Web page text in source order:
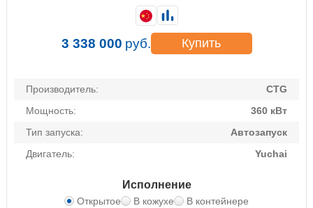
Производитель:
CTG
Мощность:
360 кВт
Тип запуска:
Автозапуск
Двигатель:
Yuchai
Исполнение
Открытое В кожухе В контейнере
3 338 000 руб. Купить